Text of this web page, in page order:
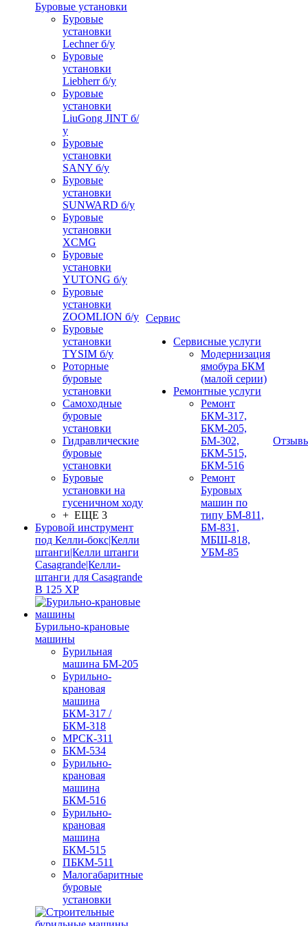
Буровые установки
Буровые
установки
Lechner б/у
Буровые
установки
Liebherr б/у
Буровые
установки
LiuGong JINT б/
у
Буровые
установки
SANY б/у
Буровые
установки
SUNWARD б/у
Буровые
установки
XCMG
Буровые
установки
YUTONG б/у
Буровые
установки
ZOOMLION б/у
Буровые
установки
TYSIM б/у
Роторные
буровые
установки
Самоходные
буровые
установки
Гидравлические
буровые
установки
Буровые
установки на
гусеничном ходу
+ ЕЩЕ 3
Буровой инструмент
под Келли-бокс|Келли
штанги|Келли штанги
Casagrande|Келли-
штанги для Casagrande
B 125 XP
Бурильно-крановые
машины
Бурильная
машина БМ-205
Бурильно-
крановая
машина
БКМ-317 /
БКМ-318
МРСК-311
БКМ-534
Бурильно-
крановая
машина
БКМ-516
Бурильно-
крановая
машина
БКМ-515
ПБКМ-511
Малогабаритные
буровые
установки
Сервис
Сервисные услуги
Модернизация
ямобура БКМ
(малой серии)
Ремонтные услуги
Ремонт
БКМ-317,
БКМ-205,
БМ-302,
БКМ-515,
БКМ-516
Ремонт
Буровых
машин по
типу БМ-811,
БМ-831,
МБШ-818,
УБМ-85